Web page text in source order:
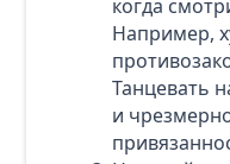
когда
Например,
Танцевать
и